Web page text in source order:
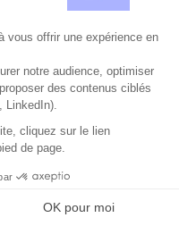
commence
elles mobiliser leurs
? Chemins d’impact
des salarié·es